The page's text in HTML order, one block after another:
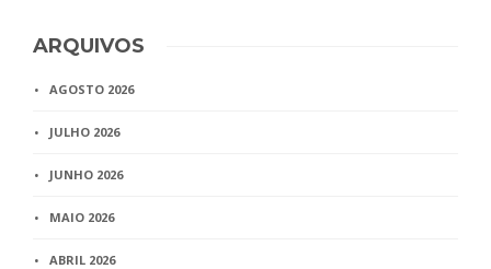
ARQUIVOS
AGOSTO 2026
JULHO 2026
JUNHO 2026
MAIO 2026
ABRIL 2026